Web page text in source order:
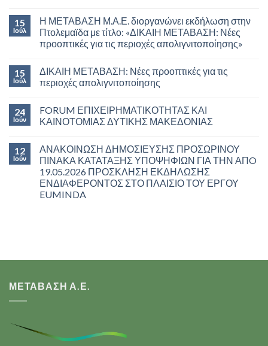
15
Ιούλ
Η ΜΕΤΑΒΑΣΗ Μ.Α.Ε. διοργανώνει εκδήλωση στην
Πτολεμαϊδα με τίτλο: «ΔΙΚΑΙΗ ΜΕΤΑΒΑΣΗ: Νέες
προοπτικές για τις περιοχές απολιγνιτοποίησης»
15
Ιούλ
ΔΙΚΑΙΗ ΜΕΤΑΒΑΣΗ: Νέες προοπτικές για τις
περιοχές απολιγνιτοποίησης
24
Ιούν
FORUM ΕΠΙΧΕΙΡΗΜΑΤΙΚΟΤΗΤΑΣ ΚΑΙ
ΚΑΙΝΟΤΟΜΙΑΣ ΔΥΤΙΚΗΣ ΜΑΚΕΔΟΝΙΑΣ
12
Ιούν
ΑΝΑΚΟΙΝΩΣΗ ΔΗΜΟΣΙΕΥΣΗΣ ΠΡΟΣΩΡΙΝΟΥ
ΠΙΝΑΚΑ ΚΑΤΑΤΑΞΗΣ ΥΠΟΨΗΦΙΩΝ ΓΙΑ ΤΗΝ ΑΠO
19.05.2026 ΠΡΟΣΚΛΗΣΗ ΕΚΔΗΛΩΣΗΣ
ΕΝΔΙΑΦΕΡΟΝΤΟΣ ΣΤΟ ΠΛΑΙΣΙΟ ΤΟΥ ΕΡΓΟΥ
EUMINDA
ΜΕΤΑΒΑΣΗ Α.Ε.